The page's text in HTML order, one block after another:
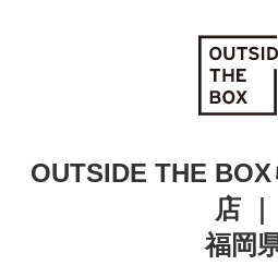
OUTSIDE THE
店 ｜
福岡